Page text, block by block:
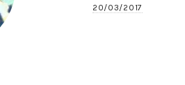
20/03/2017